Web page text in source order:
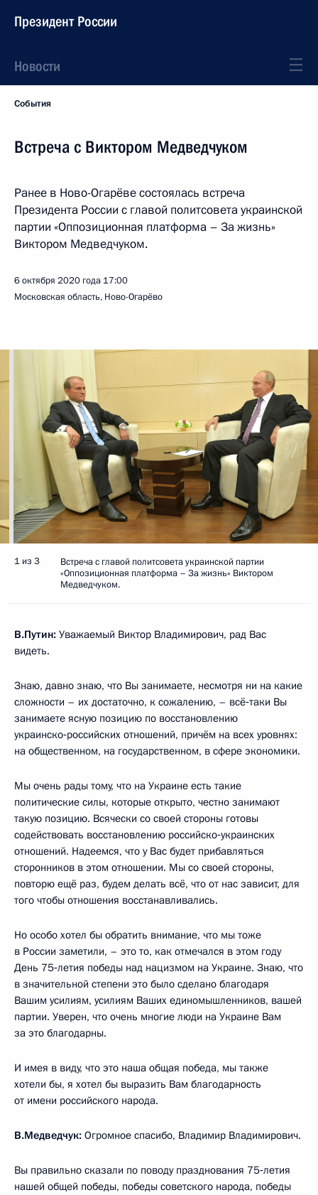
Президент России
Новости
События
Встреча с Виктором Медведчуком
Ранее в Ново-Огарёве состоялась встреча
Президента России с главой политсовета украинской
партии «Оппозиционная платформа – За жизнь»
Виктором Медведчуком.
6 октября 2020 года 17:00
Московская область, Ново-Огарёво
1 из 3
Встреча с главой политсовета украинской партии
«Оппозиционная платформа – За жизнь» Виктором
Медведчуком.
В.Путин: Уважаемый Виктор Владимирович, рад Вас
видеть.
Знаю, давно знаю, что Вы занимаете, несмотря ни на какие
сложности – их достаточно, к сожалению, – всё‑таки Вы
занимаете ясную позицию по восстановлению
украинско‑российских отношений, причём на всех уровнях:
на общественном, на государственном, в сфере экономики.
Мы очень рады тому, что на Украине есть такие
политические силы, которые открыто, честно занимают
такую позицию. Всячески со своей стороны готовы
содействовать восстановлению российско‑украинских
отношений. Надеемся, что у Вас будет прибавляться
сторонников в этом отношении. Мы со своей стороны,
повторю ещё раз, будем делать всё, что от нас зависит, для
того чтобы отношения восстанавливались.
Но особо хотел бы обратить внимание, что мы тоже
в России заметили, – это то, как отмечался в этом году
День 75‑летия победы над нацизмом на Украине. Знаю, что
в значительной степени это было сделано благодаря
Вашим усилиям, усилиям Ваших единомышленников, вашей
партии. Уверен, что очень многие люди на Украине Вам
за это благодарны.
И имея в виду, что это наша общая победа, мы также
хотели бы, я хотел бы выразить Вам благодарность
от имени российского народа.
В.Медведчук: Огромное спасибо, Владимир Владимирович.
Вы правильно сказали по поводу празднования 75‑летия
нашей общей победы, победы советского народа, победы